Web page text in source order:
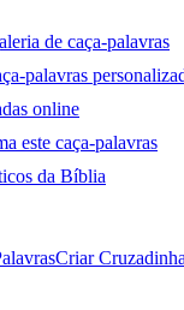
de caça-palavras
palavras
online
este caça-palavras
da Bíblia
Criar Cruzadinha